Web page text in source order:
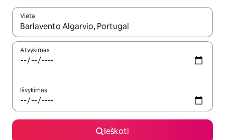
Vieta
Kai pasirodys paieškos rezultatai, juos naršyti galite
Atvykimas
Išvykimas
Ieškoti